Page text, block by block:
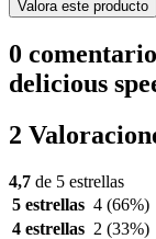
Valora este producto
0
delicious
2
4,7 de 5 estrellas
5 estrellas 4 (66%)
4 estrellas 2 (33%)